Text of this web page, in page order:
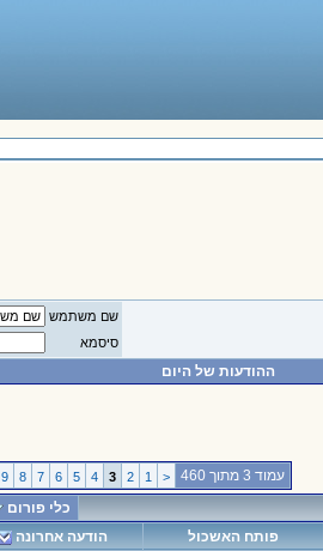
שם משתמש
סיסמא
ההודעות של היום
עמוד 3 מתוך 460 <
1
2
3
4
5
6
7
8
9
כלי פורום
פותח האשכול הודעה אחרונה